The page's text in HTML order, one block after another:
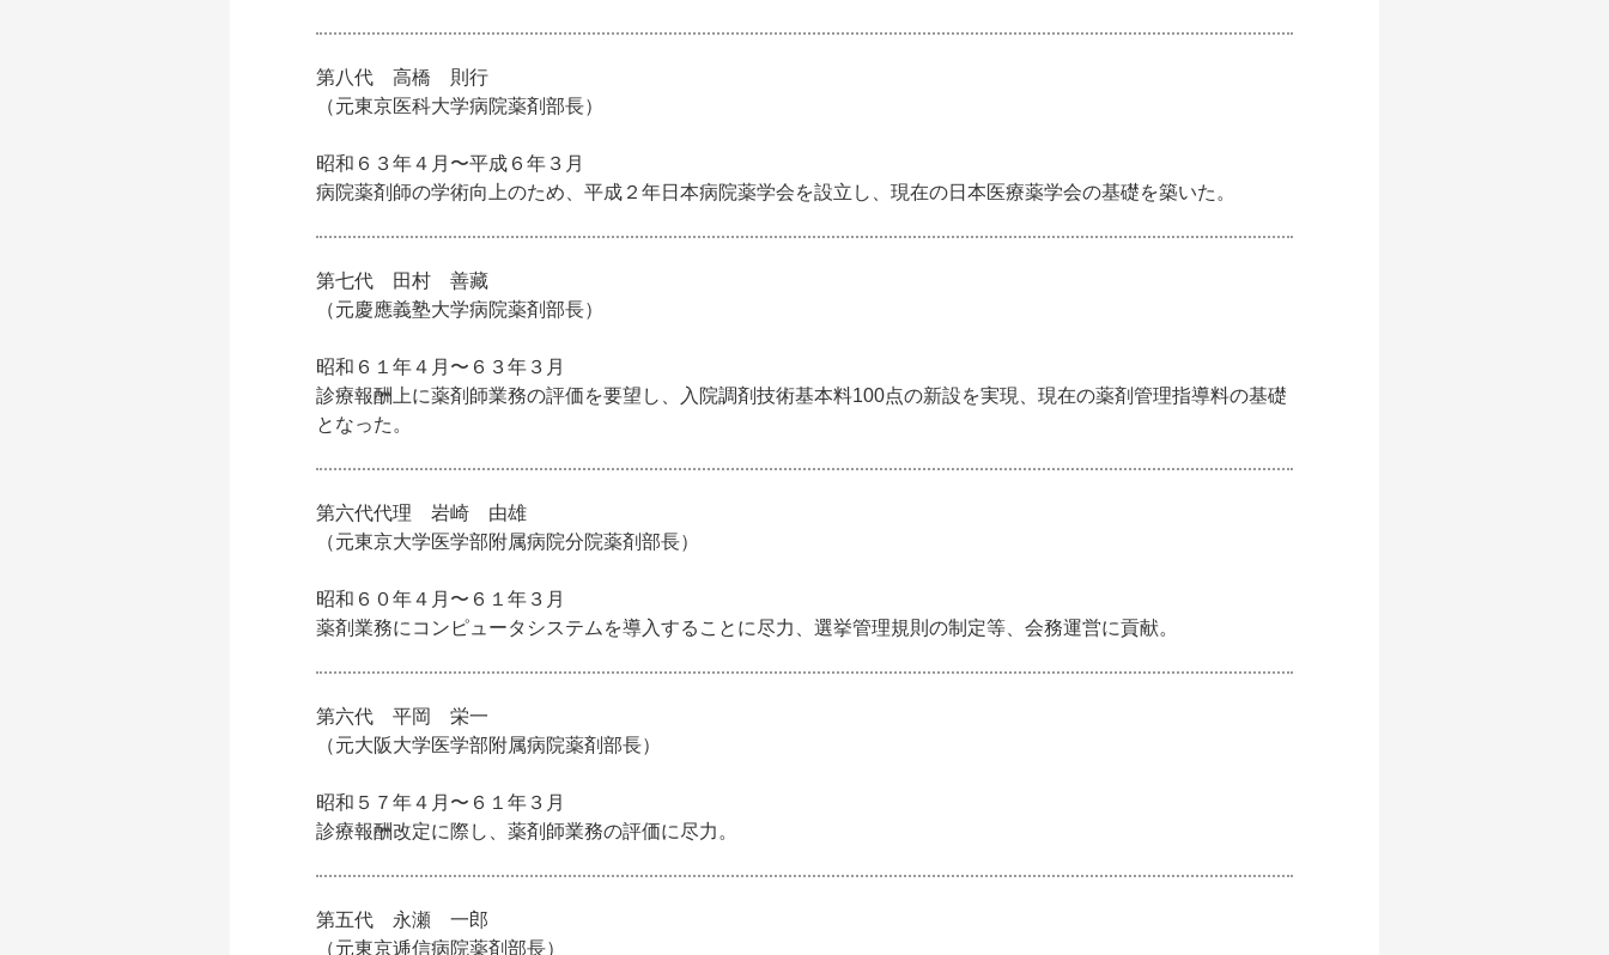
第八代 高橋 則行
（元東京医科大学病院薬剤部長）
昭和６３年４月〜平成６年３月
病院薬剤師の学術向上のため、平成２年日本病院薬学会を設立し、現在の日本医療薬学会の基礎を築いた。
第七代 田村 善藏
（元慶應義塾大学病院薬剤部長）
昭和６１年４月〜６３年３月
診療報酬上に薬剤師業務の評価を要望し、入院調剤技術基本料100点の新設を実現、現在の薬剤管理指導料の基礎
となった。
第六代代理 岩崎 由雄
（元東京大学医学部附属病院分院薬剤部長）
昭和６０年４月〜６１年３月
薬剤業務にコンピュータシステムを導入することに尽力、選挙管理規則の制定等、会務運営に貢献。
第六代 平岡 栄一
（元大阪大学医学部附属病院薬剤部長）
昭和５７年４月〜６１年３月
診療報酬改定に際し、薬剤師業務の評価に尽力。
第五代 永瀬 一郎
（元東京逓信病院薬剤部長）